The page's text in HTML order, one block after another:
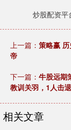
炒股配资平
上一篇： 策略赢
帝
下一篇： 牛股远期
教训关羽，1人击
相关文章